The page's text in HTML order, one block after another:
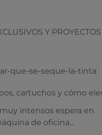
Y
cartuchos y cómo
intensos espera en
de oficina...